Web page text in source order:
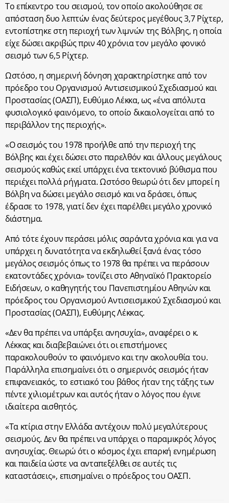
Το επίκεντρο του σεισμού, τον οποίο ακολούθησε σε
απόσταση δυο λεπτών ένας δεύτερος μεγέθους 3,7 Ρίχτερ,
εντοπίστηκε στη περιοχή των λιμνών της Βόλβης, η οποία
είχε δώσει ακριβώς πριν 40 χρόνια τον μεγάλο φονικό
σεισμό των 6,5 Ρίχτερ.
Ωστόσο, η σημερινή δόνηση χαρακτηρίστηκε από τον
πρόεδρο του Οργανισμού Αντισεισμικού Σχεδιασμού και
Προστασίας (ΟΑΣΠ), Ευθύμιο Λέκκα, ως «ένα απόλυτα
φυσιολογικό φαινόμενο, το οποίο δικαιολογείται από το
περιβάλλον της περιοχής».
«Ο σεισμός του 1978 προήλθε από την περιοχή της
Βόλβης και έχει δώσει στο παρελθόν και άλλους μεγάλους
σεισμούς καθώς εκεί υπάρχει ένα τεκτονικό βύθισμα που
περιέχει πολλά ρήγματα. Ωστόσο θεωρώ ότι δεν μπορεί η
Βόλβη να δώσει μεγάλο σεισμό και να δράσει, όπως
έδρασε το 1978, γιατί δεν έχει παρέλθει μεγάλο χρονικό
διάστημα.
Από τότε έχουν περάσει μόλις σαράντα χρόνια και για να
υπάρχει η δυνατότητα να εκδηλωθεί ξανά ένας τόσο
μεγάλος σεισμός όπως το 1978 θα πρέπει να περάσουν
εκατοντάδες χρόνια» τονίζει στο Αθηναϊκό Πρακτορείο
Ειδήσεων, ο καθηγητής του Πανεπιστημίου Αθηνών και
πρόεδρος του Οργανισμού Αντισεισμικού Σχεδιασμού και
Προστασίας (ΟΑΣΠ), Ευθύμης Λέκκας.
«Δεν θα πρέπει να υπάρξει ανησυχία», αναφέρει ο κ.
Λέκκας και διαβεβαιώνει ότι οι επιστήμονες
παρακολουθούν το φαινόμενο και την ακολουθία του.
Παράλληλα επισημαίνει ότι ο σημερινός σεισμός ήταν
επιφανειακός, το εστιακό του βάθος ήταν της τάξης των
πέντε χιλιομέτρων και αυτός ήταν ο λόγος που έγινε
ιδιαίτερα αισθητός.
«Τα κτίρια στην Ελλάδα αντέχουν πολύ μεγαλύτερους
σεισμούς. Δεν θα πρέπει να υπάρχει ο παραμικρός λόγος
ανησυχίας. Θεωρώ ότι ο κόσμος έχει επαρκή ενημέρωση
και παιδεία ώστε να ανταπεξέλθει σε αυτές τις
καταστάσεις», επισημαίνει ο πρόεδρος του ΟΑΣΠ.